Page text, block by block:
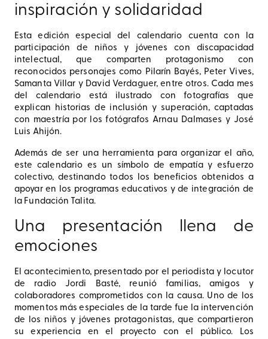
inspiración y solidaridad
Esta edición especial del calendario cuenta con la
participación de niños y jóvenes con discapacidad
intelectual, que comparten protagonismo con
reconocidos personajes como Pilarín Bayés, Peter Vives,
Samanta Villar y David Verdaguer, entre otros. Cada mes
del calendario está ilustrado con fotografías que
explican historias de inclusión y superación, captadas
con maestría por los fotógrafos Arnau Dalmases y José
Luis Ahijón.
Además de ser una herramienta para organizar el año,
este calendario es un símbolo de empatía y esfuerzo
colectivo, destinando todos los beneficios obtenidos a
apoyar en los programas educativos y de integración de
la Fundación Talita.
Una presentación llena de
emociones
El acontecimiento, presentado por el periodista y locutor
de radio Jordi Basté, reunió familias, amigos y
colaboradores comprometidos con la causa. Uno de los
momentos más especiales de la tarde fue la intervención
de los niños y jóvenes protagonistas, que compartieron
su experiencia en el proyecto con el público. Los